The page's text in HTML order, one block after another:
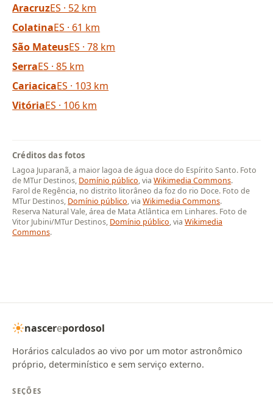
AracruzES · 52 km
ColatinaES · 61 km
São MateusES · 78 km
SerraES · 85 km
CariacicaES · 103 km
VitóriaES · 106 km
Créditos das fotos
Lagoa Juparanã, a maior lagoa de água doce do Espírito Santo. Foto
de MTur Destinos, Domínio público, viaWikimedia Commons.
Farol de Regência, no distrito litorâneo da foz do rio Doce. Foto de
MTur Destinos, Domínio público, viaWikimedia Commons.
Reserva Natural Vale, área de Mata Atlântica em Linhares. Foto de
Vitor Jubini/MTur Destinos, Domínio público, viaWikimedia
Commons.
nascerepordosol
Horários calculados ao vivo por um motor astronômico
próprio, determinístico e sem serviço externo.
SEÇÕES